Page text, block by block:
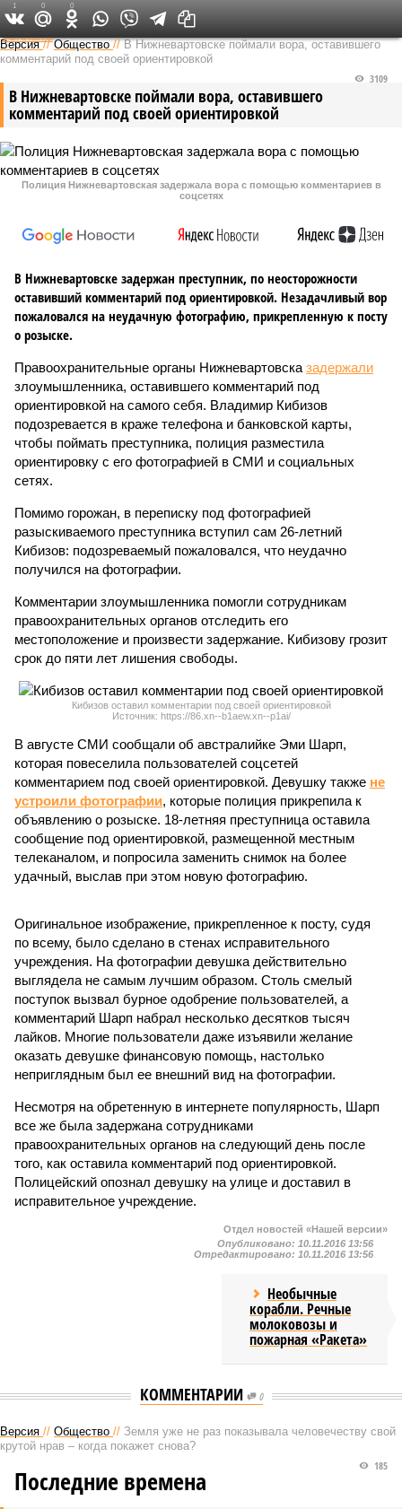
Федеральный выпуск
Версия //Общество //В Нижневартовске поймали вора, оставившего
комментарий под своей ориентировкой
В Нижневартовске поймали вора, оставившего
комментарий под своей ориентировкой
3109
Полиция Нижневартовская задержала вора с помощью комментариев в
соцсетях
В Нижневартовске задержан преступник, по неосторожности
оставивший комментарий под ориентировкой. Незадачливый вор
пожаловался на неудачную фотографию, прикрепленную к посту
о розыске.
Правоохранительные органы Нижневартовска задержали
злоумышленника, оставившего комментарий под
ориентировкой на самого себя. Владимир Кибизов
подозревается в краже телефона и банковской карты,
чтобы поймать преступника, полиция разместила
ориентировку с его фотографией в СМИ и социальных
сетях.
Помимо горожан, в переписку под фотографией
разыскиваемого преступника вступил сам 26-летний
Кибизов: подозреваемый пожаловался, что неудачно
получился на фотографии.
Комментарии злоумышленника помогли сотрудникам
правоохранительных органов отследить его
местоположение и произвести задержание. Кибизову грозит
срок до пяти лет лишения свободы.
Кибизов оставил комментарии под своей ориентировкой
Источник: https://86.xn--b1aew.xn--p1ai/
В августе СМИ сообщали об австралийке Эми Шарп,
которая повеселила пользователей соцсетей
комментарием под своей ориентировкой. Девушку также не
устроили фотографии, которые полиция прикрепила к
объявлению о розыске. 18-летняя преступница оставила
сообщение под ориентировкой, размещенной местным
телеканалом, и попросила заменить снимок на более
удачный, выслав при этом новую фотографию.
Оригинальное изображение, прикрепленное к посту, судя
по всему, было сделано в стенах исправительного
учреждения. На фотографии девушка действительно
выглядела не самым лучшим образом. Столь смелый
поступок вызвал бурное одобрение пользователей, а
комментарий Шарп набрал несколько десятков тысяч
лайков. Многие пользователи даже изъявили желание
оказать девушке финансовую помощь, настолько
неприглядным был ее внешний вид на фотографии.
Несмотря на обретенную в интернете популярность, Шарп
все же была задержана сотрудниками
правоохранительных органов на следующий день после
того, как оставила комментарий под ориентировкой.
Полицейский опознал девушку на улице и доставил в
исправительное учреждение.
1 0 0
Отдел новостей «Нашей версии»
Опубликовано: 10.11.2016 13:56
Отредактировано: 10.11.2016 13:56
Необычные
корабли. Речные
молоковозы и
пожарная «Ракета»
КОММЕНТАРИИ 0
Версия // Общество // Земля уже не раз показывала человечеству свой
крутой нрав – когда покажет снова?
185
Последние времена